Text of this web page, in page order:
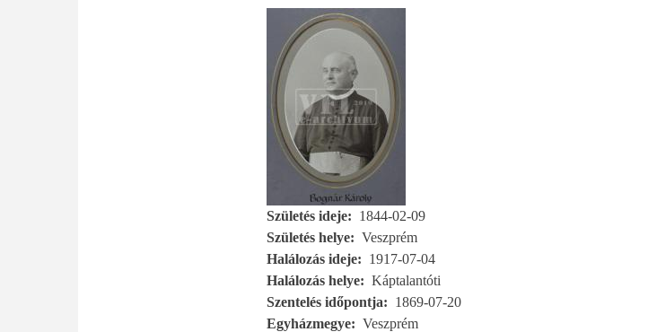
Születés ideje
1844-02-09
Születés helye
Veszprém
Halálozás ideje
1917-07-04
Halálozás helye
Káptalantóti
Szentelés időpontja
1869-07-20
Egyházmegye
Veszprém